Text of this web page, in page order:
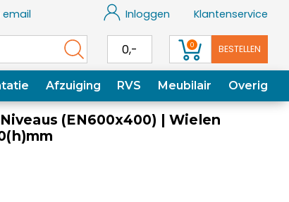
email Inloggen Klantenservice
0,- 0 BESTELLEN
Afzuiging RVS Meubilair Overig
(EN600x400) | Wielen